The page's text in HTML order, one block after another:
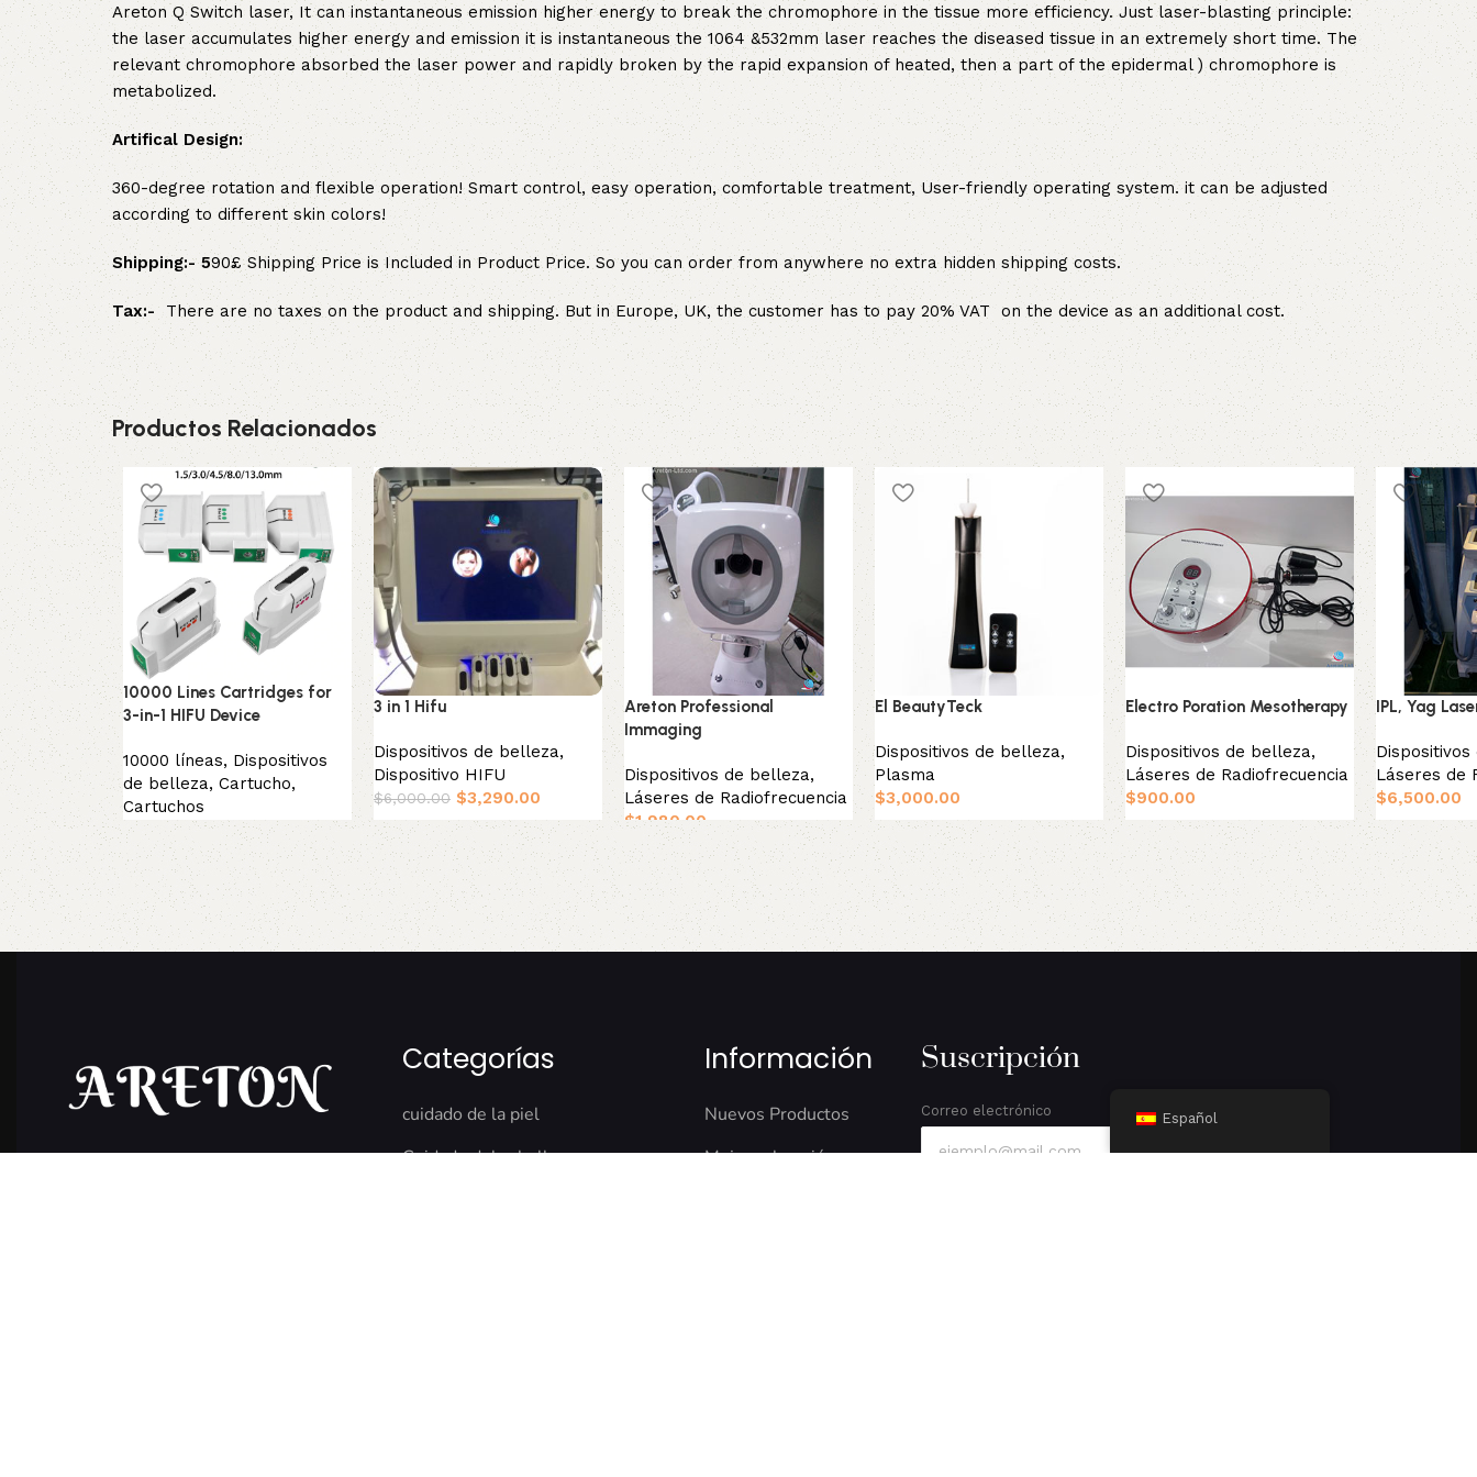
Areton Q Switch laser, It can instantaneous emission higher energy to break the chromophore in the tissue more efficiency. Just laser-blasting principle:
the laser accumulates higher energy and emission it is instantaneous the 1064 &532mm laser reaches the diseased tissue in an extremely short time. The
relevant chromophore absorbed the laser power and rapidly broken by the rapid expansion of heated, then a part of the epidermal ) chromophore is
metabolized.
Artifical Design:
360-degree rotation and flexible operation! Smart control, easy operation, comfortable treatment, User-friendly operating system. it can be adjusted
according to different skin colors!
Shipping:- 590£ Shipping Price is Included in Product Price. So you can order from anywhere no extra hidden shipping costs.
Tax:- There are no taxes on the product and shipping. But in Europe, UK, the customer has to pay 20% VAT on the device as an additional cost.
Productos Relacionados
10000 Lines Cartridges for
3-in-1 HIFU Device
10000 líneas, Dispositivos
de belleza, Cartucho,
Cartuchos
Seleccionar opciones
3 in 1 Hifu
Dispositivos de belleza,
Dispositivo HIFU
$6,000.00 $3,290.00
Añadir al carrito
Areton Professional
Immaging
Dispositivos de belleza,
Láseres de Radiofrecuencia
$1,980.00
Añadir al carrito
El BeautyTeck
Dispositivos de belleza,
Plasma
$3,000.00
Añadir al carrito
Electro Poration Mesotherapy
Dispositivos de belleza,
Láseres de Radiofrecuencia
$900.00
Añadir al carrito
IPL, Yag
Láseres de
$6,500.00
Añadir al
Categorías
cuidado de la piel
Cuidado del cabello
Información
Nuevos Productos
Mejor valoración
Suscripción
Correo electrónico
Suscripción
Español